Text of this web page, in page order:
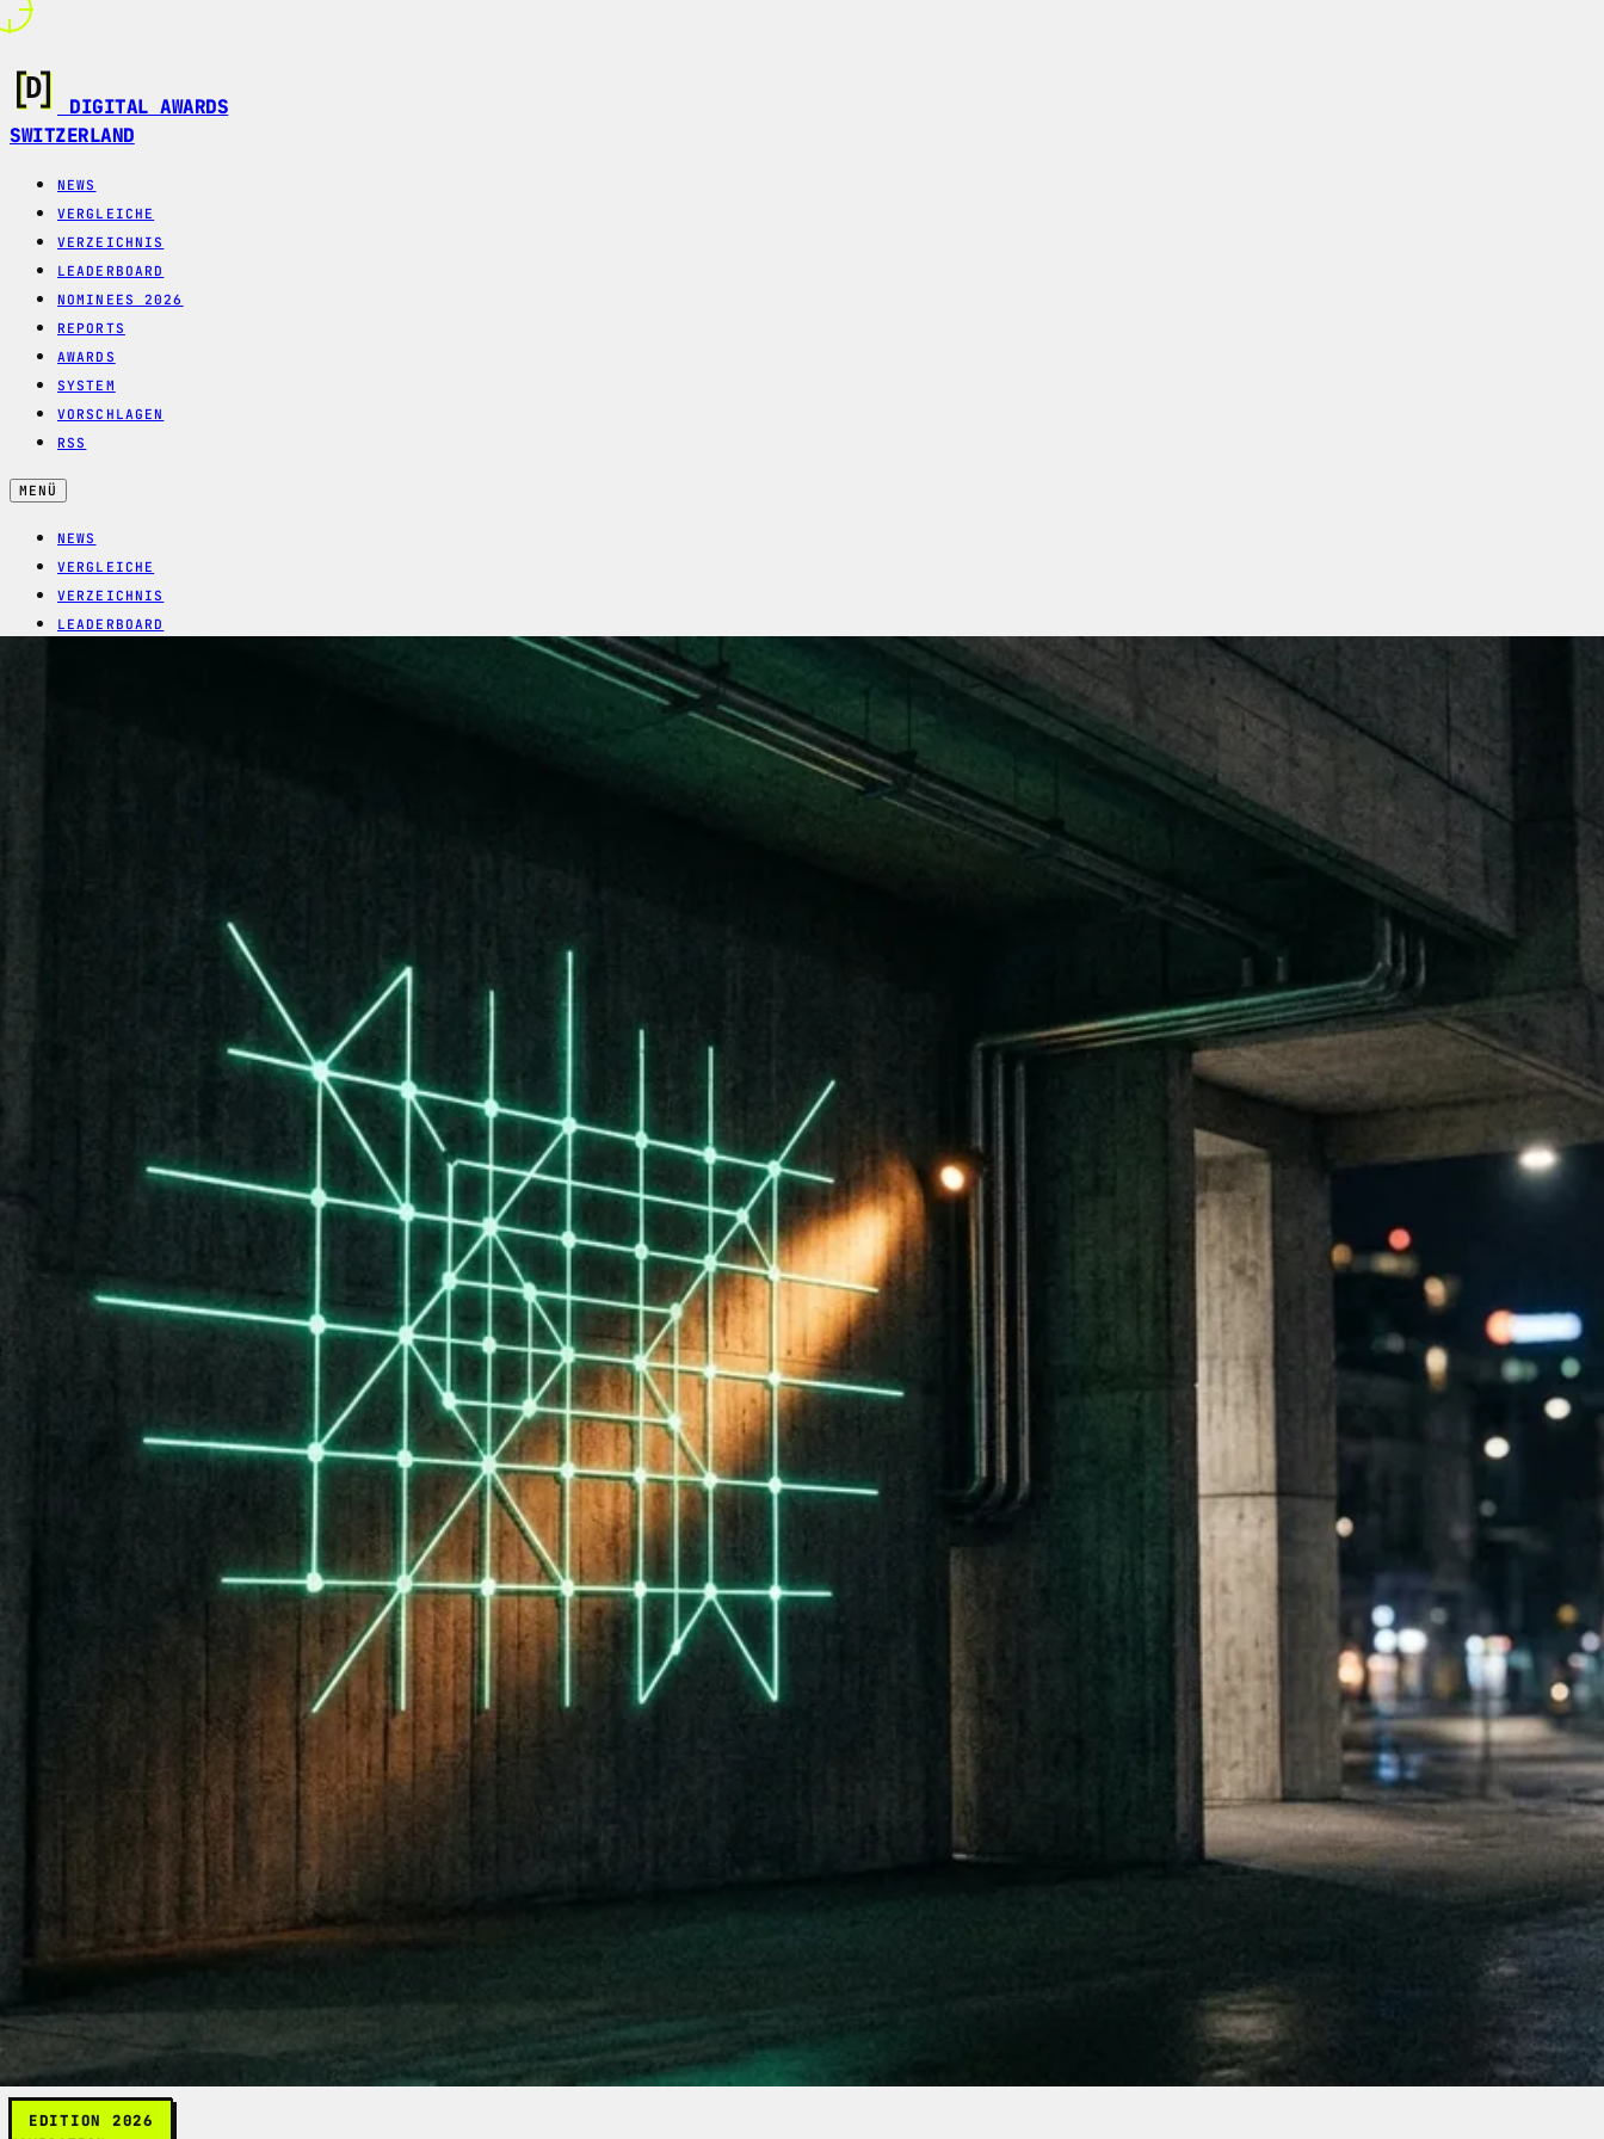
DIGITAL AWARDS
SWITZERLAND
NEWS
VERGLEICHE
VERZEICHNIS
LEADERBOARD
NOMINEES 2026
REPORTS
AWARDS
SYSTEM
VORSCHLAGEN
RSS
MENÜ
NEWS
VERGLEICHE
VERZEICHNIS
LEADERBOARD
26. JUNI 2026 · 10 MIN
WARUM LOU SICH SELBST BREMST — UND WIESO AGENTEN-GUARDRAILS KEIN THEATER SIND
Der autonome Agent hinter digitalawards.ch hat einen Killswitch, Tageslimits und harte Kostengrenzen. Ein Blick hinter die Kulissen, wieso diese Constraints
existieren — und was sie über produktionsreife Agenten lehren.
DIGITAL AWARDS
SWITZERLAND
Schweizer Agenturen, gemessen und kuratiert von AI-Agenten. Verzeichnis, Vergleiche, News und die jährlichen Digital Awards.
EDITION 2026